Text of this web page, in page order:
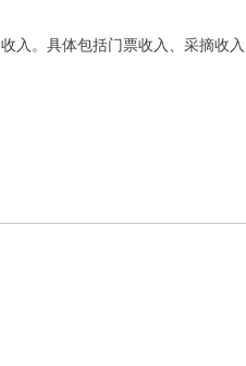
。具体包括门票收入、采摘收